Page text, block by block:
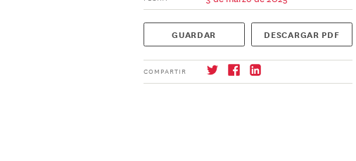
GUARDAR DESCARGAR PDF
COMPARTIR